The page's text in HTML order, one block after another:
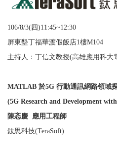
106/8/3(四)11:45~12:30
屏東墾丁福華渡假飯店1樓M104
主持人：丁信文教授(高雄應用科大
MATLAB 於5G 行動通訊網路領域
(5G Research and Development
陳忞慶 應用工程師
鈦思科技(TeraSoft)